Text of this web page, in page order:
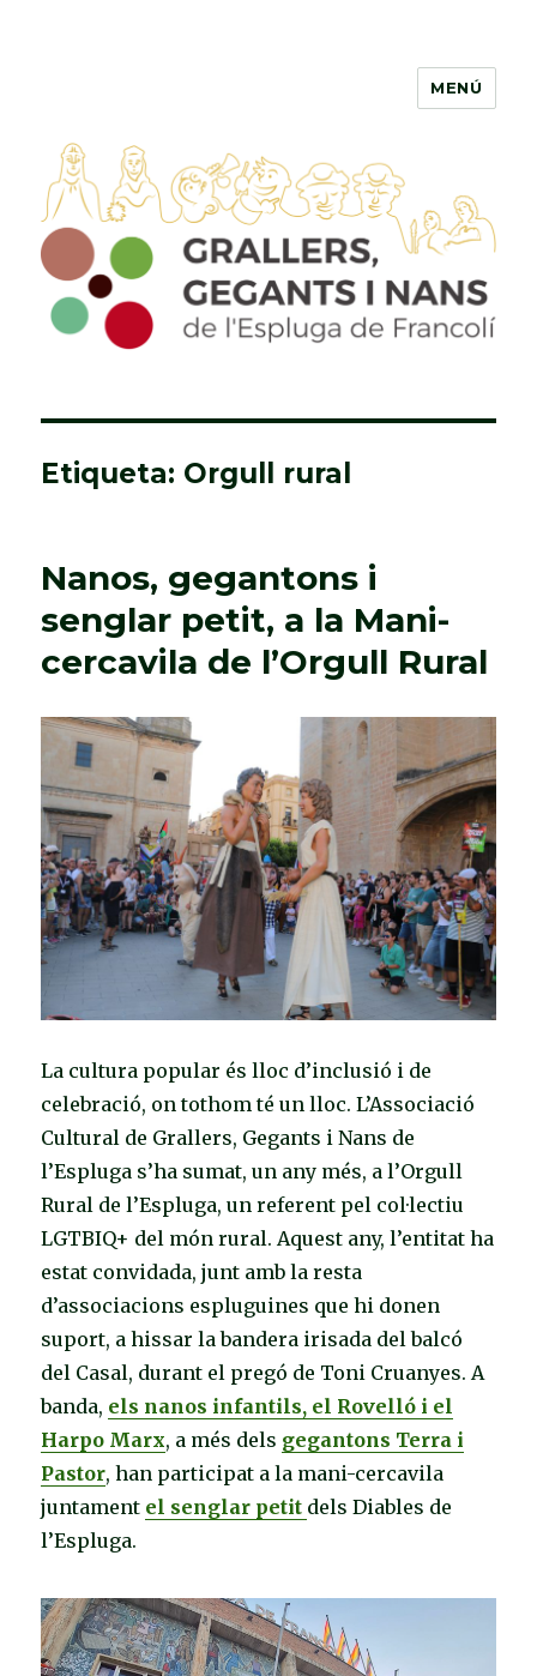
Grallers, Gegants i Nans de
l'Espluga de Francolí
MENÚ
Etiqueta: Orgull rural
Nanos, gegantons i
senglar petit, a la Mani-
cercavila de l’Orgull Rural
La cultura popular és lloc d’inclusió i de
celebració, on tothom té un lloc. L’Associació
Cultural de Grallers, Gegants i Nans de
l’Espluga s’ha sumat, un any més, a l’Orgull
Rural de l’Espluga, un referent pel col·lectiu
LGTBIQ+ del món rural. Aquest any, l’entitat ha
estat convidada, junt amb la resta
d’associacions espluguines que hi donen
suport, a hissar la bandera irisada del balcó
del Casal, durant el pregó de Toni Cruanyes. A
banda, els nanos infantils, el Rovelló i el
Harpo Marx, a més dels gegantons Terra i
Pastor, han participat a la mani-cercavila
juntament el senglar petit dels Diables de
l’Espluga.